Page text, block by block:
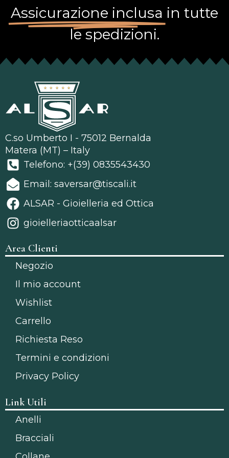
Assicurazione inclusa in tutte
le spedizioni.
C.so Umberto I - 75012 Bernalda
Matera (MT) – Italy
Telefono: +(39) 0835543430
Email: saversar@tiscali.it
ALSAR - Gioielleria ed Ottica
gioielleriaotticaalsar
Area Clienti
Negozio
Il mio account
Wishlist
Carrello
Richiesta Reso
Termini e condizioni
Privacy Policy
Link Utili
Anelli
Bracciali